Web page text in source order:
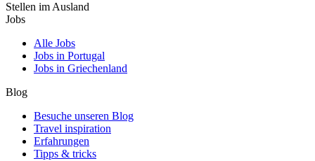
Stellen im Ausland
Jobs
Alle Jobs
Jobs in Portugal
Jobs in Griechenland
Blog
Besuche unseren Blog
Travel inspiration
Erfahrungen
Tipps & tricks